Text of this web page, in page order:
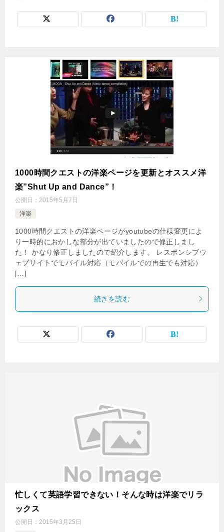
1000時間クエストの洋楽ページを更新とオススメ洋
楽”Shut Up and Dance”！
公開日： 2015年5月7日
洋楽
1000時間クエストの洋楽ページがyoutubeの仕様変更によ
り一時的におかしな部分が出ていましたので修正しまし
た！ かなり修正しましたので紹介します。 レスポンシブウ
ェブサイトでモバイル対応（モバイルでの再生でも対応）
[…]
続きを読む
忙しくて英語学習できない！そんな時は洋楽でリラ
ックス
公開日： 2015年3月25日